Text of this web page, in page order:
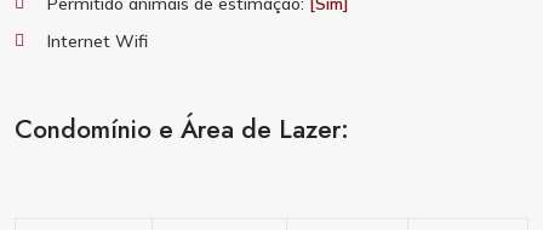
Internet Wifi
Condomínio e Área de Lazer: